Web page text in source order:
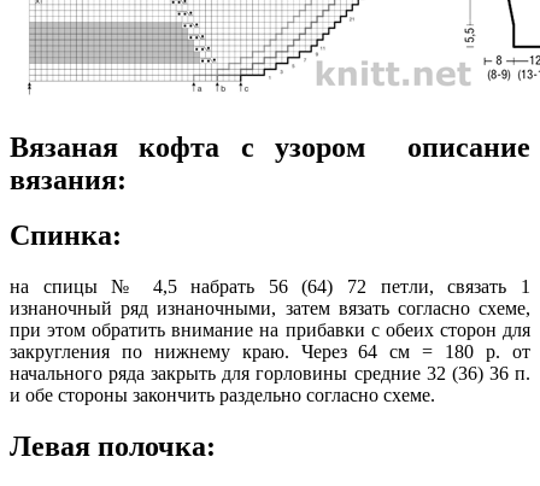
Вязаная кофта с узором описание
вязания:
Спинка:
на спицы № 4,5 набрать 56 (64) 72 петли, связать 1
изнаночный ряд изнаночными, затем вязать согласно схеме,
при этом обратить внимание на прибавки с обеих сторон для
закругления по нижнему краю. Через 64 см = 180 р. от
начального ряда закрыть для горловины средние 32 (36) 36 п.
и обе стороны закончить раздельно согласно схеме.
Левая полочка: